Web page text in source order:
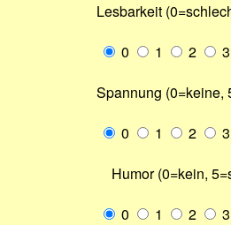
Lesbarkeit
0
1 2 3
Spannung (0=keine,
0
1 2 3
Humor (0=kein,
0
1 2 3